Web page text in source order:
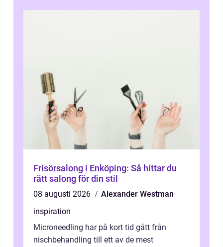
Frisörsalong i Enköping: Så hittar du
rätt salong för din stil
08 augusti 2026
Alexander Westman
inspiration
Microneedling har på kort tid gått från
nischbehandling till ett av de mest